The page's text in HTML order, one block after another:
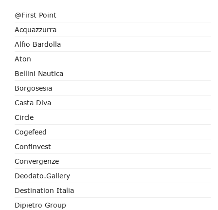
@First Point
Acquazzurra
Alfio Bardolla
Aton
Bellini Nautica
Borgosesia
Casta Diva
Circle
Cogefeed
Confinvest
Convergenze
Deodato.Gallery
Destination Italia
Dipietro Group